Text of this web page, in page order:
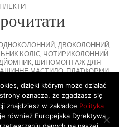
, ДВОКОЛОННИЙ,
КОЛІС, ЧОТИРИКОЛОННИЙ
, ШИНОМОНТАЖ ДЛЯ
МАСТИЛО,ПЛАТФОРМИ
SiegStar. All rights
dzięki którym może działać
oznacza, że zgadzasz się
znajdziesz w zakładce Polityka
również Europejska Dyrektywa